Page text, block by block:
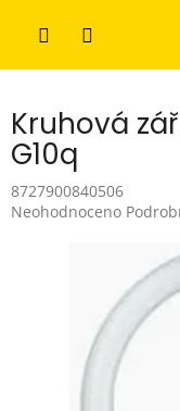
Kruhová
G10q
8727900840506
Průměrné
Neohodnoceno